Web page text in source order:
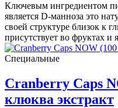
Ключевым ингредиентом
является D-манноза это
своей структуре близок к
присутствует во фруктах и
Специальные
Cranberry Caps
клюква экстракт